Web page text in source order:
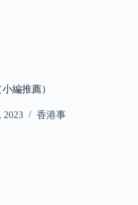
編推薦）
2023 香港事